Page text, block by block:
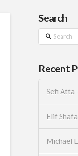
Search
Search
Recent
Sefi Atta
Elif
Michael